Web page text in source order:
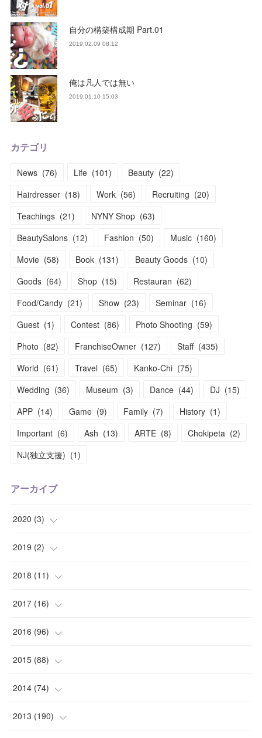
自分の構築構成期 Part.01
2019.02.09 08:12
俺は凡人では無い
2019.01.10 15:03
カテゴリ
News (76) Life (101) Beauty (22)
Hairdresser (18) Work (56) Recruiting (20)
Teachings (21) NYNY Shop (63)
BeautySalons (12) Fashion (50) Music (160)
Movie (58) Book (131) Beauty Goods (10)
Goods (64) Shop (15) Restauran (62)
Food/Candy (21) Show (23) Seminar (16)
Guest (1) Contest (86) Photo Shooting (59)
Photo (82) FranchiseOwner (127) Staff (435)
World (61) Travel (65) Kanko-Chi (75)
Wedding (36) Museum (3) Dance (44) DJ (15)
APP (14) Game (9) Family (7) History (1)
Important (6) Ash (13) ARTE (8) Chokipeta (2)
NJ(独立支援) (1)
アーカイブ
2020 (3)
(1
( 1)
(1)
2019 (2)
( 1)
(1)
2018 (11)
(2)
(1)
(1)
(1)
2017 (16)
(1)
(2)
(1)
( 3)
2016 (96)
(2)
(5)
(6)
2015 (88)
(4)
(7)
2014 (74)
(9)
2013 (190)